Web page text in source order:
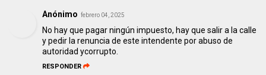
Anónimo febrero 04, 2025
No hay que pagar ningún impuesto, hay que salir a la calle
y pedir la renuncia de este intendente por abuso de
autoridad ycorrupto.
RESPONDER